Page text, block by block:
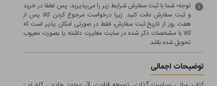
توجه؛ شما با ثبت سفارش شرایط زیر را می‌پذیرید. پس لطفا در خرید
و ثبت سفارش دقت کنید. زیرا درخواست مرجوع کردن کالا پس از
هفت روز از تاریخ ثبت سفارش، فقط در صورتی امکان پذیر است که
کالا با مشخصات ذکر شده در سایت مغایرت داشته یا بصورت معيوب
تحویل شده باشد.
توضیحات اجمالی